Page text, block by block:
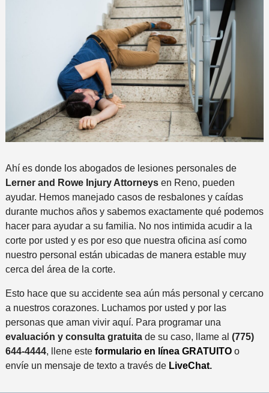
Ahí es donde los abogados de lesiones personales de
Lerner and Rowe Injury Attorneysen Reno, pueden
ayudar. Hemos manejado casos de resbalones y caídas
durante muchos años y sabemos exactamente qué podemos
hacer para ayudar a su familia. No nos intimida acudir a la
corte por usted y es por eso que nuestra oficina así como
nuestro personal están ubicadas de manera estable muy
cerca del área de la corte.
Esto hace que su accidente sea aún más personal y cercano
a nuestros corazones. Luchamos por usted y por las
personas que aman vivir aquí. Para programar una
evaluación y consulta gratuitade su caso, llame al (775)
644-4444, llene este formulario en línea GRATUITOo
envíe un mensaje de texto a través de LiveChat.